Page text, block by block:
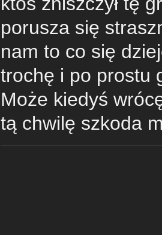
porusza się
nam to co się
trochę i po prostu
Może kiedyś
tą chwilę szkoda